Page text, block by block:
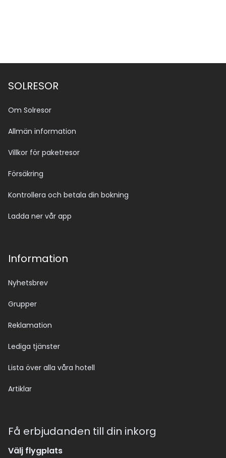
SOLRESOR
Om Solresor
Allmän information
Villkor för paketresor
Försäkring
Kontrollera och betala din bokning
Ladda ner vår app
Information
Nyhetsbrev
Grupper
Reklamation
Lediga tjänster
Lista över alla våra hotell
Artiklar
Få erbjudanden till din inkorg
Välj flygplats